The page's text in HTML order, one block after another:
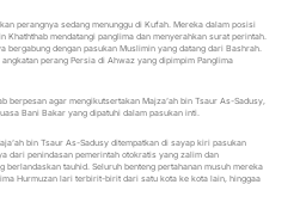
perangnya sedang menunggu di Kufah. Mereka dalam posisi
Khaththab mendatangi panglima dan menyerahkan surat perintah.
bergabung dengan pasukan Muslimin yang datang dari Bashrah.
perang Persia di Ahwaz yang dipimpim Panglima
berpesan agar mengikutsertakan Majza’ah bin Tsaur As-Sadusy,
Bani Bakar yang dipatuhi dalam pasukan inti.
bin Tsaur As-Sadusy ditempatkan di sayap kiri pasukan
dari penindasan pemerintah otokratis yang zalim dan
berlandaskan tauhid. Seluruh benteng pertahanan musuh mereka
Hurmuzan lari terbirit-birit dari satu kota ke kota lain, hinggaa